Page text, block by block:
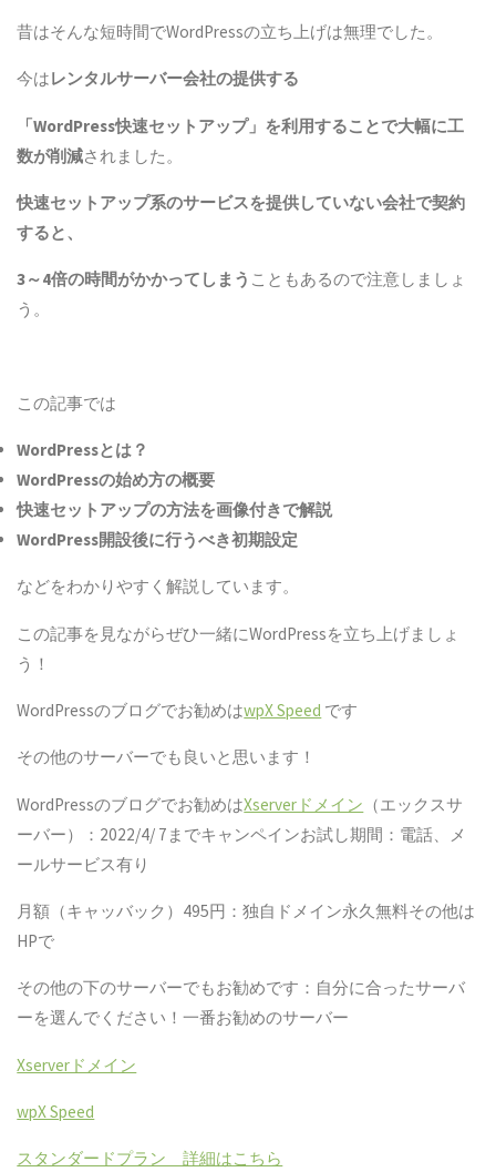
昔はそんな短時間でWordPressの立ち上げは無理でした。
今はレンタルサーバー会社の提供する
「WordPress快速セットアップ」を利用することで大幅に工
数が削減されました。
快速セットアップ系のサービスを提供していない会社で契約
すると、
3～4倍の時間がかかってしまう こともあるので注意しましょ
う。
この記事では
WordPressとは？
WordPressの始め方の概要
快速セットアップの方法を画像付きで解説
WordPress開設後に行うべき初期設定
などをわかりやすく解説しています。
この記事を見ながらぜひ一緒にWordPressを立ち上げましょ
う！
WordPressのブログでお勧めはwpX Speed です
その他のサーバーでも良いと思います！
WordPressのブログでお勧めはXserverドメイン （エックスサ
ーバー）：2022/4/ 7までキャンペインお試し期間：電話、メ
ールサービス有り
月額（キャッバック）495円：独自ドメイン永久無料その他は
HPで
その他の下のサーバーでもお勧めです：自分に合ったサーバ
ーを選んでください！一番お勧めのサーバー
Xserverドメイン
wpX Speed
スタンダードプラン 詳細はこちら